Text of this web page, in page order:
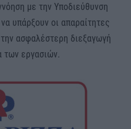
με την Υποδιεύθυνση
υπάρξουν οι απαραίτητες
ασφαλέστερη διεξαγωγή
των εργασιών.